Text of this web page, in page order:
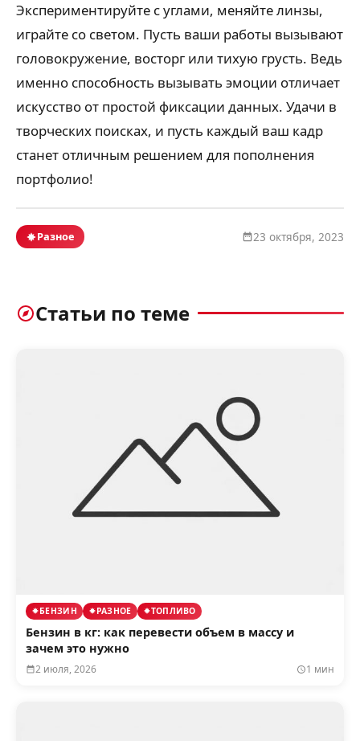
Экспериментируйте с углами, меняйте линзы,
играйте со светом. Пусть ваши работы вызывают
головокружение, восторг или тихую грусть. Ведь
именно способность вызывать эмоции отличает
искусство от простой фиксации данных. Удачи в
творческих поисках, и пусть каждый ваш кадр
станет отличным решением для пополнения
портфолио!
Разное 23 октября, 2023
Статьи по теме
БЕНЗИН РАЗНОЕ ТОПЛИВО
Бензин в кг: как перевести объем в массу и
зачем это нужно
2 июля, 2026 1 мин